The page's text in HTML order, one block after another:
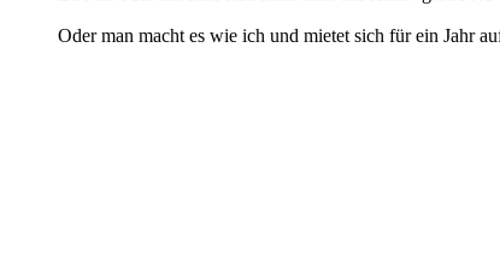
Oder man macht es wie ich und mietet sich für ein Jahr